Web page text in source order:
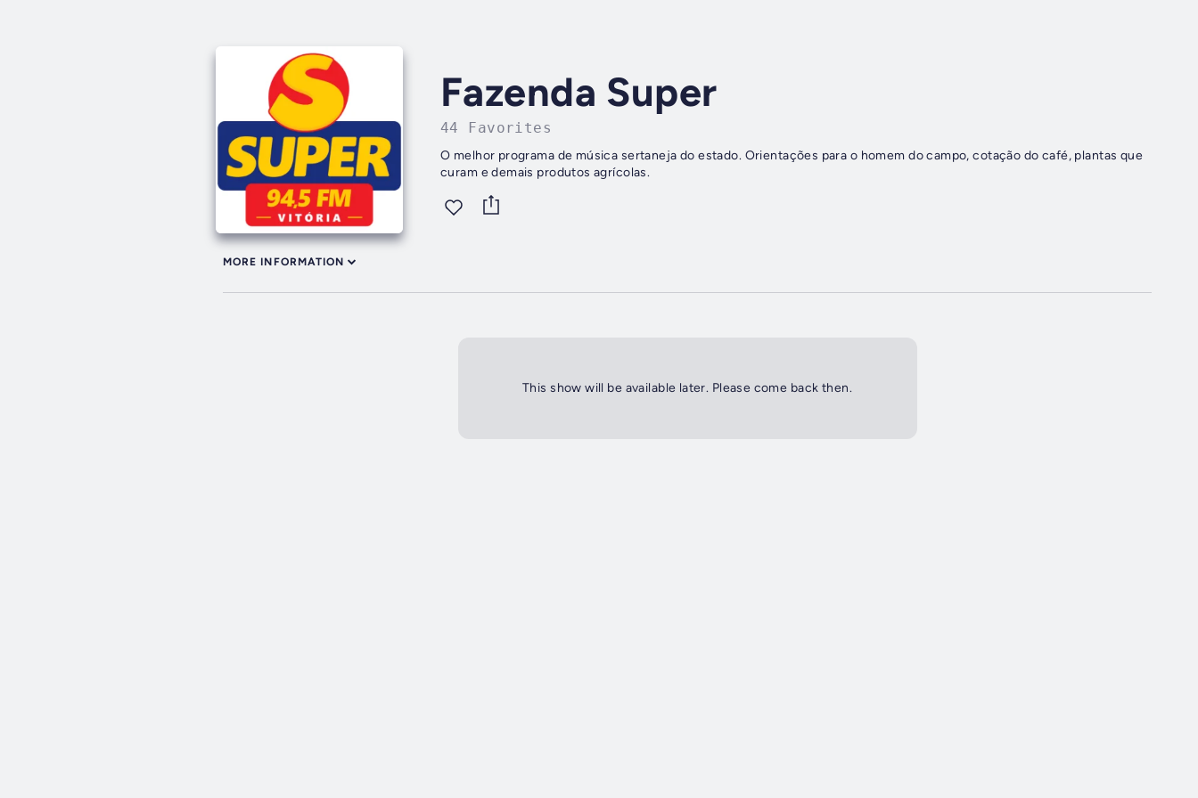
Fazenda Super
44 Favorites
O melhor programa de música sertaneja do estado. Orientações para o homem do campo, cotação do café, plantas que
curam e demais produtos agrícolas.
MORE INFORMATION
This show will be available later. Please come back then.